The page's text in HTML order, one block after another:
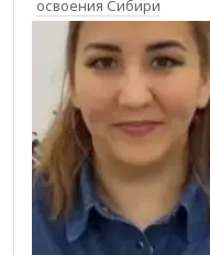
освоения Сибири